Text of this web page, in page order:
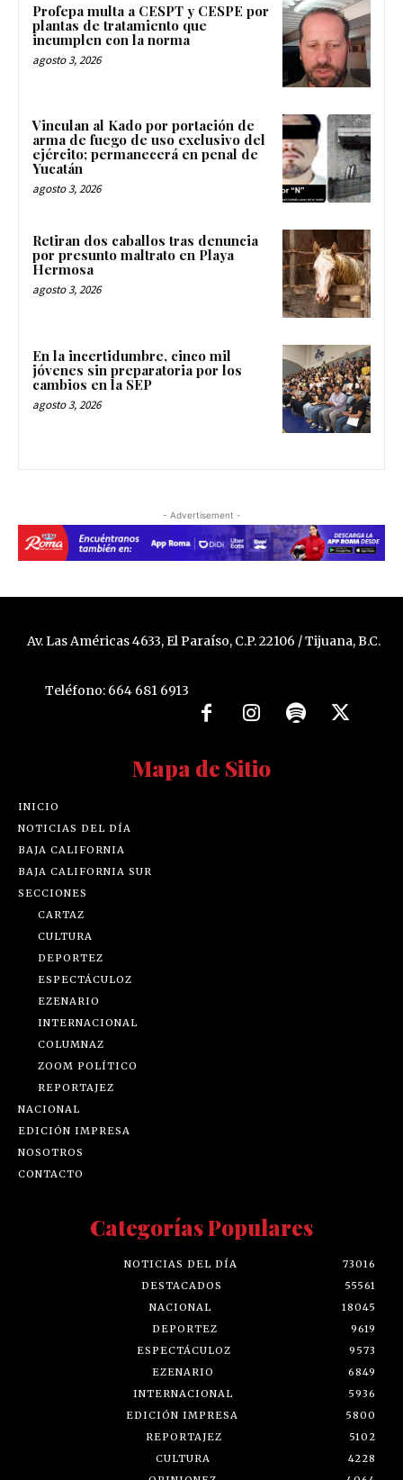
Profepa multa a CESPT y CESPE por
plantas de tratamiento que
incumplen con la norma
agosto 3, 2026
Vinculan al Kado por portación de
arma de fuego de uso exclusivo del
ejército; permanecerá en penal de
Yucatán
agosto 3, 2026
Retiran dos caballos tras denuncia
por presunto maltrato en Playa
Hermosa
agosto 3, 2026
En la incertidumbre, cinco mil
jóvenes sin preparatoria por los
cambios en la SEP
agosto 3, 2026
- Advertisement -
Av. Las Américas 4633, El Paraíso, C.P. 22106 / Tijuana, B.C.
Teléfono: 664 681 6913
Mapa de Sitio
INICIO
NOTICIAS DEL DÍA
BAJA CALIFORNIA
BAJA CALIFORNIA SUR
SECCIONES
CARTAZ
CULTURA
DEPORTEZ
ESPECTÁCULOZ
EZENARIO
INTERNACIONAL
COLUMNAZ
ZOOM POLÍTICO
REPORTAJEZ
NACIONAL
EDICIÓN IMPRESA
NOSOTROS
CONTACTO
Categorías Populares
NOTICIAS DEL DÍA
73016
DESTACADOS
55561
NACIONAL
18045
DEPORTEZ
9619
ESPECTÁCULOZ
9573
EZENARIO
6849
INTERNACIONAL
5936
EDICIÓN IMPRESA
5800
REPORTAJEZ
5102
CULTURA
4228